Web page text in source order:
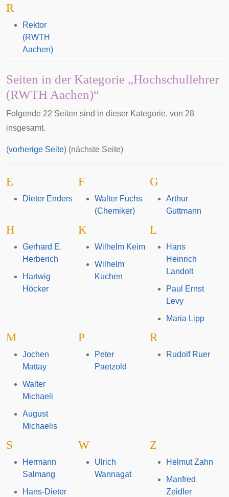
R
Rektor
(RWTH
Aachen)
Seiten in der Kategorie „Hochschullehrer
(RWTH Aachen)“
Folgende 22 Seiten sind in dieser Kategorie, von 28
insgesamt.
(vorherige Seite) (nächste Seite)
E
Dieter Enders
F
Walter Fuchs
(Chemiker)
G
Arthur
Guttmann
H
Gerhard E.
Herberich
Hartwig
Höcker
K
Wilhelm Keim
Wilhelm
Kuchen
L
Hans
Heinrich
Landolt
Paul Ernst
Levy
Maria Lipp
M
Jochen
Mattay
Walter
Michaeli
August
Michaelis
P
Peter
Paetzold
R
Rudolf Ruer
S
Hermann
Salmang
Hans-Dieter
W
Ulrich
Wannagat
Z
Helmut Zahn
Manfred
Zeidler